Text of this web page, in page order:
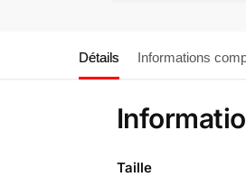
Détails Informations
Taille